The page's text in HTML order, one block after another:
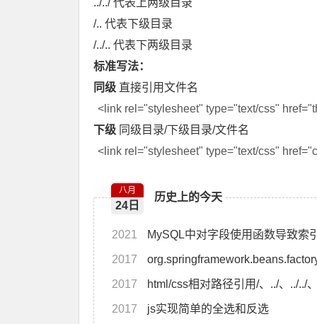
../../ 代表上两级目录
/.. 代表下级目录
/../.. 代表下两级目录
标准写法：
同级 直接引用文件名
<link rel="stylesheet" type="text/css"
下级 同级目录/下级目录/文件名
<link rel="stylesheet" type="text/css"
历史上的今天
八月
24日
2021 MySQL中对字段使用函数导致索
2017
2017 html/css相对路径引用/、../、../../
2017 js实现简单的全选和反选